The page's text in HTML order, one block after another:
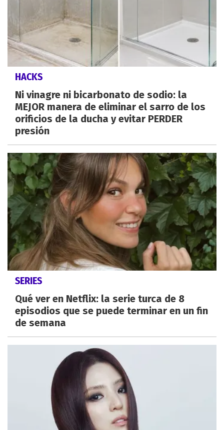
HACKS
Ni vinagre ni bicarbonato de sodio: la
MEJOR manera de eliminar el sarro de los
orificios de la ducha y evitar PERDER
presión
SERIES
Qué ver en Netflix: la serie turca de 8
episodios que se puede terminar en un fin
de semana